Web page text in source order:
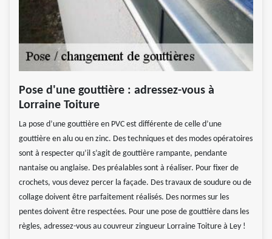
Pose d'une gouttière : adressez-vous à
Lorraine Toiture
La pose d’une gouttière en PVC est différente de celle d’une
gouttière en alu ou en zinc. Des techniques et des modes opératoires
sont à respecter qu’il s’agit de gouttière rampante, pendante
nantaise ou anglaise. Des préalables sont à réaliser. Pour fixer de
crochets, vous devez percer la façade. Des travaux de soudure ou de
collage doivent être parfaitement réalisés. Des normes sur les
pentes doivent être respectées. Pour une pose de gouttière dans les
règles, adressez-vous au couvreur zingueur Lorraine Toiture à Ley !